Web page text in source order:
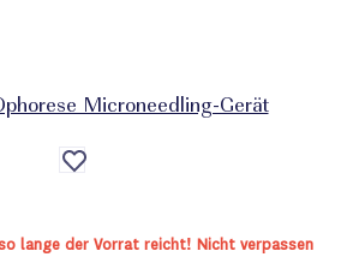
Microneedling-Gerät
Auf
die
lange der Vorrat reicht! Nicht verpassen